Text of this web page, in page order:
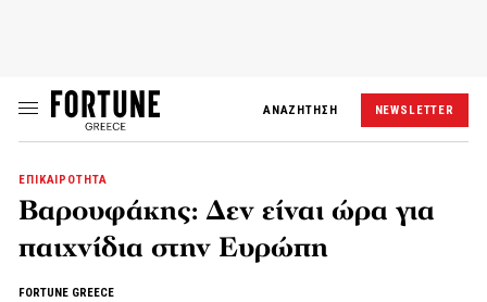
ΑΝΑΖΗΤΗΣΗ NEWSLETTER
ΕΠΙΚΑΙΡΟΤΗΤΑ
Βαρουφάκης: Δεν είναι ώρα για
παιχνίδια στην Ευρώπη
FORTUNE GREECE